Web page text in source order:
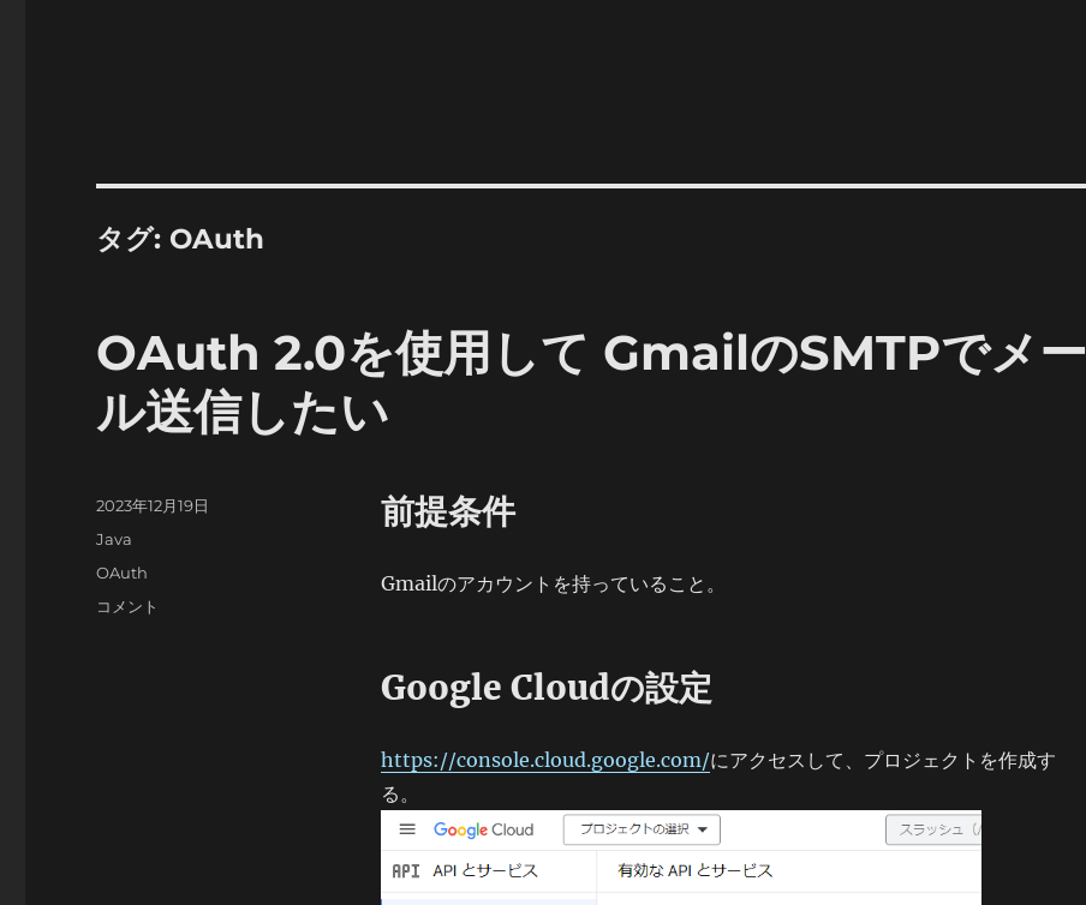
タグ: OAuth
OAuth 2.0を使用して GmailのSMTPでメー
ル送信したい
前提条件
Gmailのアカウントを持っていること。
Google Cloudの設定
https://console.cloud.google.com/にアクセスして、プロジェクトを作成す
る。
投
2023年12月19日
カ
テ
リ
Java
タ
OAuth
OAuth
コメント